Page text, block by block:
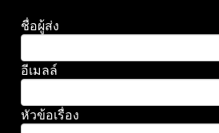
ชื่อผู้ส่ง
อีเมลล์
หัวข้อเรื่อง